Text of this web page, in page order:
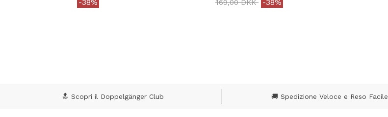
-38%
169,00 DKK -38%
🔝 Scopri il Doppelgänger Club 🚚 Spedizione Veloce e Reso Facile